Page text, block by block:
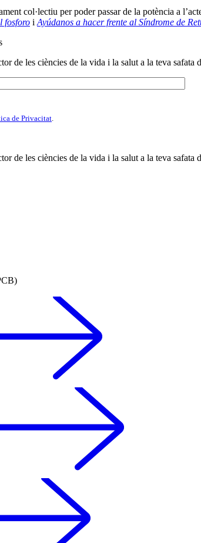
col·lectiu per poder passar de la potència a
fosforo iAyúdanos a hacer frente al Síndrome de
de les ciències de la vida i la salut a la teva safata
de Privacitat.
de les ciències de la vida i la salut a la teva safata